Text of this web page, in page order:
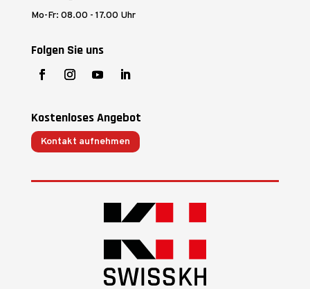
Mo-Fr: 08.00 - 17.00 Uhr
Folgen Sie uns
Kostenloses Angebot
Kontakt aufnehmen